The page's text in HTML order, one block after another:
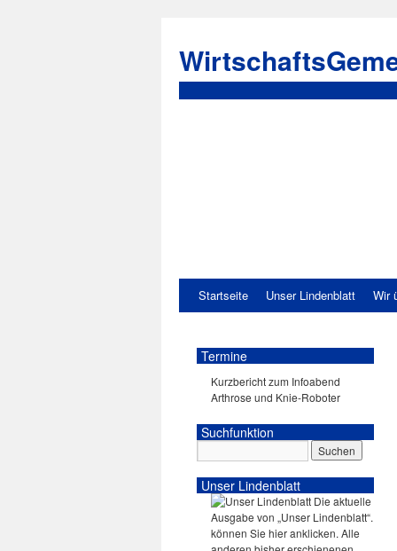
Startseite Unser Lindenblatt Wir
Termine
Kurzbericht zum Infoabend
Arthrose und Knie-Roboter
Suchfunktion
Unser Lindenblatt